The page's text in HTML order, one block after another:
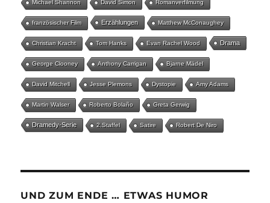
Michael Shannon David Simon Romanverfilmung
französischer Film Erzählungen Matthew McConaughey
Christian Kracht Tom Hanks Evan Rachel Wood Drama
George Clooney Anthony Carrigan Bjarne Mädel
David Mitchell Jesse Plemons Dystopie Amy Adams
Martin Walser Roberto Bolaño Greta Gerwig
Dramedy-Serie 2.Staffel Satire Robert De Niro
UND ZUM ENDE … ETWAS HUMOR